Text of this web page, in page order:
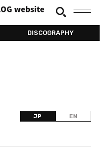
DISCOGRAPHY
JP EN